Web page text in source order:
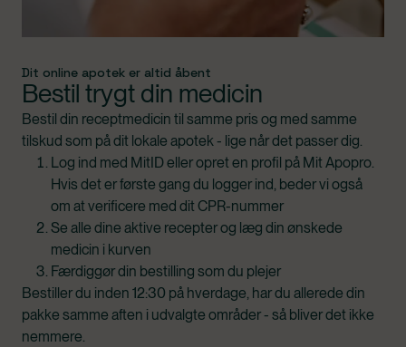
Dit online apotek er altid åbent
Bestil trygt din medicin
Bestil din receptmedicin til samme pris og med samme
tilskud som på dit lokale apotek - lige når det passer dig.
Log ind med MitID eller opret en profil på Mit Apopro.
Hvis det er første gang du logger ind, beder vi også
om at verificere med dit CPR-nummer
Se alle dine aktive recepter og læg din ønskede
medicin i kurven
Færdiggør din bestilling som du plejer
Bestiller du inden 12:30 på hverdage, har du allerede din
pakke samme aften i udvalgte områder - så bliver det ikke
nemmere.